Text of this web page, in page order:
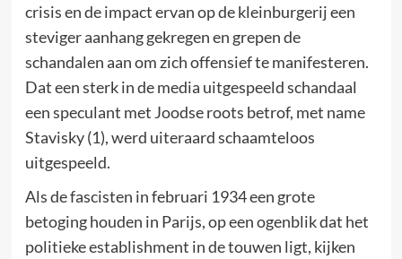
crisis en de impact ervan op de kleinburgerij een
steviger aanhang gekregen en grepen de
schandalen aan om zich offensief te manifesteren.
Dat een sterk in de media uitgespeeld schandaal
een speculant met Joodse roots betrof, met name
Stavisky (1), werd uiteraard schaamteloos
uitgespeeld.
Als de fascisten in februari 1934 een grote
betoging houden in Parijs, op een ogenblik dat het
politieke establishment in de touwen ligt, kijken